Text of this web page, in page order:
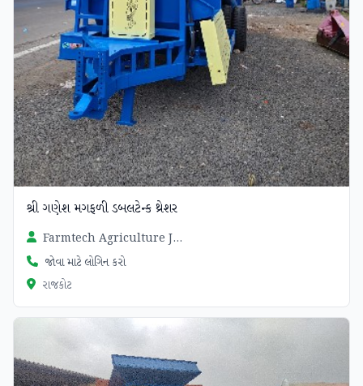
શ્રી ગણેશ મગફળી ડબલટેન્ક થ્રેશર
Farmtech Agriculture Jasdan
જોવા માટે લોગિન કરો
રાજકોટ